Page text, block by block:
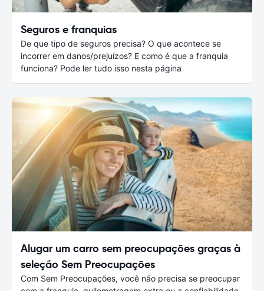
Seguros e franquias
De que tipo de seguros precisa? O que acontece se
incorrer em danos/prejuízos? E como é que a franquia
funciona? Pode ler tudo isso nesta página
Alugar um carro sem preocupações graças à
seleção Sem Preocupações
Com Sem Preocupações, você não precisa se preocupar